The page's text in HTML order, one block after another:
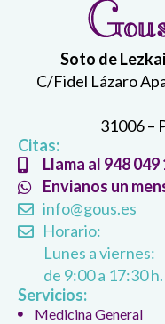
Soto de
C/Fidel Lázaro
31006 –
Citas:
Llama al 948 049
Envianos un
info@gous.es
Horario:
Lunes a viernes:
de 9:00 a 17:30 h.
Servicios:
Medicina General